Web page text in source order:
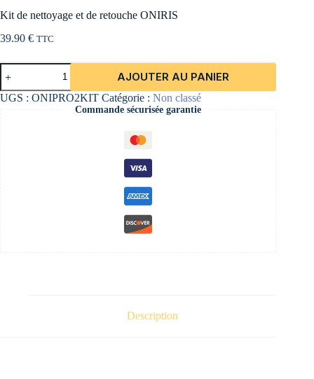
Kit de nettoyage et de retouche ONIRIS
39.90 € TTC
quantité
de
Kit
de
AJOUTER AU PANIER
UGS : ONIPRO2KIT Catégorie : Non classé
Commande sécurisée garantie
Description